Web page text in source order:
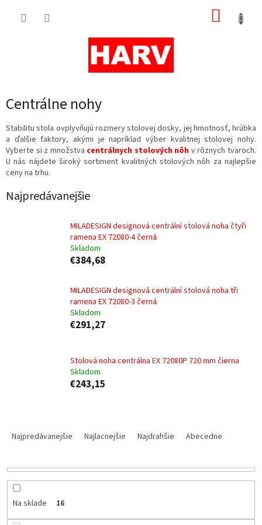
Centrálne nohy
Stabilitu stola ovplyvňujú rozmery stolovej dosky, jej hmotnosť, hrúbka
a ďalšie faktory, akými je napríklad výber kvalitnej stolovej nohy.
Vyberte si z množstva centrálnych stolových nôh v rôznych tvaroch.
U nás nájdete široký sortiment kvalitných stolových nôh za najlepšie
ceny na trhu.
Najpredávanejšie
MILADESIGN designová centrální stolová noha čtyři
ramena EX 72080-4 černá
Skladom
€384,68
MILADESIGN designová centrální stolová noha tři
ramena EX 72080-3 černá
Skladom
€291,27
Stolová noha centrálna EX 72080P 720 mm čierna
Skladom
€243,15
n
Najpredávanejšie Najlacnejšie Najdrahšie Abecedne
Na sklade 16